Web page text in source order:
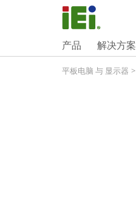
产品 解决方案
平板电脑 与 显示器 >